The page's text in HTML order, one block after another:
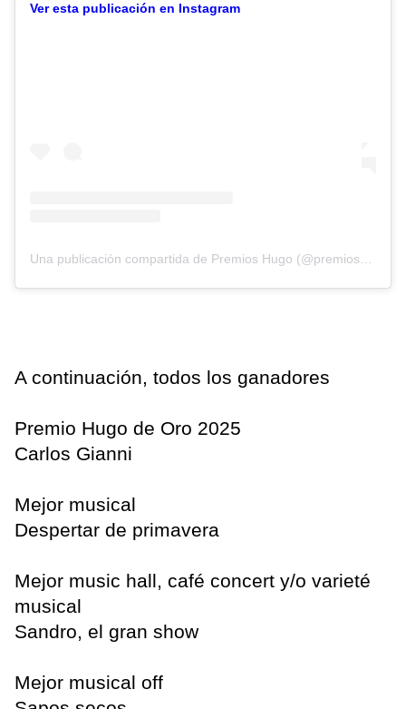
Ver esta publicación en Instagram
Una publicación compartida de Premios Hugo (@premioshugo)
A continuación, todos los ganadores
Premio Hugo de Oro 2025
Carlos Gianni
Mejor musical
Despertar de primavera
Mejor music hall, café concert y/o varieté
musical
Sandro, el gran show
Mejor musical off